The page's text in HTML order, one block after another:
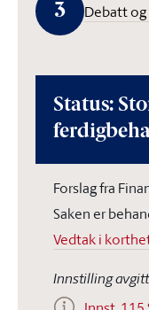
3 Debatt
Status:
Forslag fra
Saken er
Vedtak i
Innstilling